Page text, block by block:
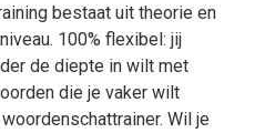
bestaat uit theorie en
100% flexibel: jij
de diepte in wilt met
die je vaker wilt
Wil je